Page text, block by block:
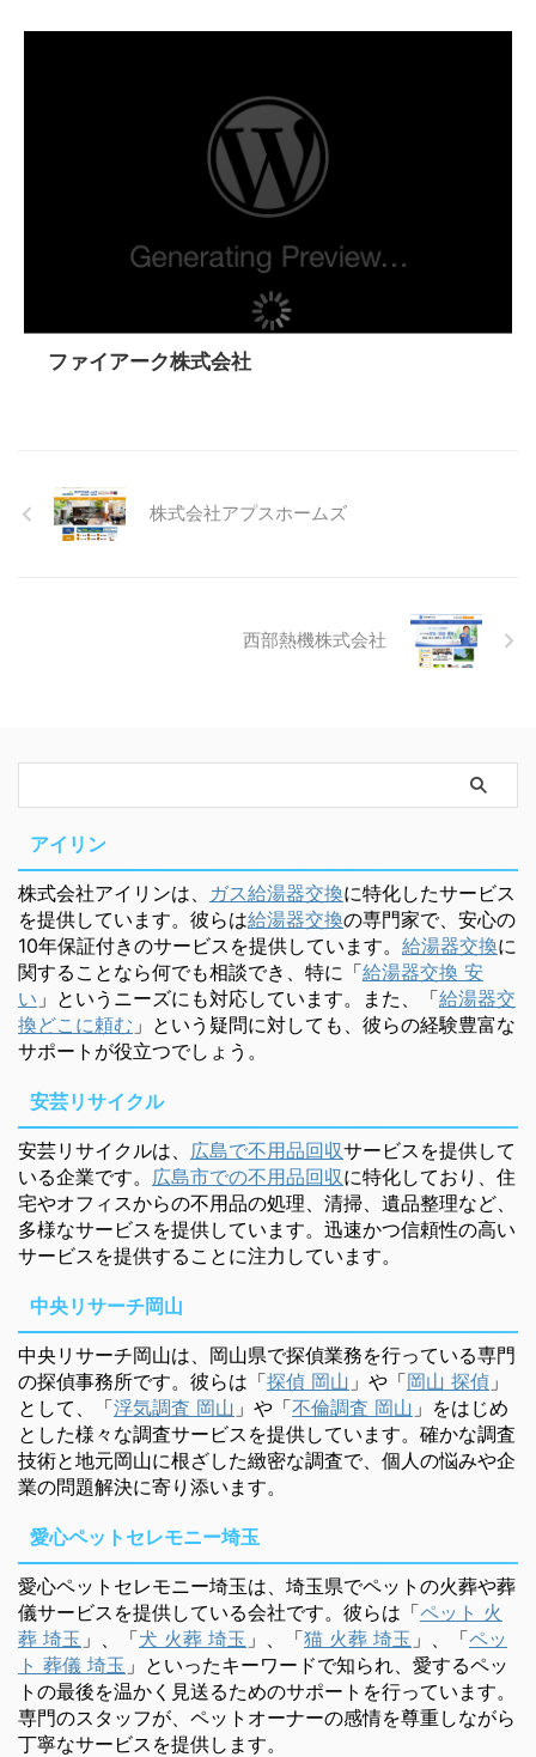
ファイアーク株式会社
株式会社アプスホームズ
西部熱機株式会社
アイリン
株式会社アイリンは、 ガス給湯器交換に特化したサービス
を提供しています。彼らは給湯器交換の専門家で、安心の
10年保証付きのサービスを提供しています。 給湯器交換に
関することなら何でも相談でき、特に「給湯器交換 安
い 」というニーズにも対応しています。また、「給湯器交
換どこに頼む 」という疑問に対しても、彼らの経験豊富な
サポートが役立つでしょう。
安芸リサイクル
安芸リサイクルは、 広島で不用品回収サービスを提供して
いる企業です。 広島市での不用品回収に特化しており、住
宅やオフィスからの不用品の処理、清掃、遺品整理など、
多様なサービスを提供しています。迅速かつ信頼性の高い
サービスを提供することに注力しています。
中央リサーチ岡山
中央リサーチ岡山は、岡山県で探偵業務を行っている専門
の探偵事務所です。彼らは「探偵 岡山 」や「岡山 探偵 」
として、「浮気調査 岡山 」や「不倫調査 岡山 」をはじめ
とした様々な調査サービスを提供しています。確かな調査
技術と地元岡山に根ざした緻密な調査で、個人の悩みや企
業の問題解決に寄り添います。
愛心ペットセレモニー埼玉
愛心ペットセレモニー埼玉は、埼玉県でペットの火葬や葬
儀サービスを提供している会社です。彼らは「ペット 火
葬 埼玉 」、「犬 火葬 埼玉 」、「猫 火葬 埼玉 」、「ペッ
ト 葬儀 埼玉 」といったキーワードで知られ、愛するペッ
トの最後を温かく見送るためのサポートを行っています。
専門のスタッフが、ペットオーナーの感情を尊重しながら
丁寧なサービスを提供します。